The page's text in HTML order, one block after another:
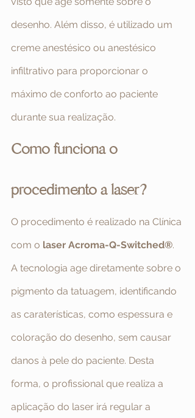
desenho. Além disso, é utilizado um
creme anestésico ou anestésico
infiltrativo para proporcionar o
máximo de conforto ao paciente
durante sua realização.
Como funciona o
procedimento a laser?
O procedimento é realizado na Clínica
com o laser Acroma-Q-Switched®.
A tecnologia age diretamente sobre o
pigmento da tatuagem, identificando
as caraterísticas, como espessura e
coloração do desenho, sem causar
danos à pele do paciente. Desta
forma, o profissional que realiza a
aplicação do laser irá regular a